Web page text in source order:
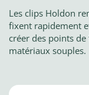
Les clips Holdon
fixent rapidement
créer des points
matériaux souples.